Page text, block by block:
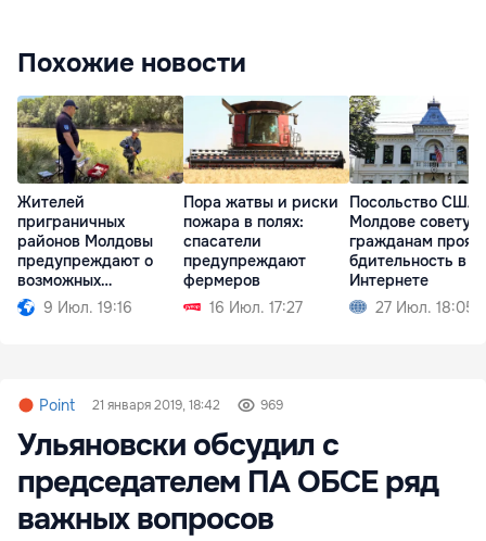
Похожие новости
Жителей
приграничных
районов Молдовы
предупреждают о
возможных
ситуациях риска
9 Июл. 19:16
Пора жатвы и риски
пожара в полях:
спасатели
предупреждают
фермеров
16 Июл. 17:27
Посольство США
Молдове советует
гражданам
бдительность в
Интернете
27 Июл. 18:05
Point 21 января 2019, 18:42 969
Ульяновски обсудил с
председателем ПА ОБСЕ ряд
важных вопросов